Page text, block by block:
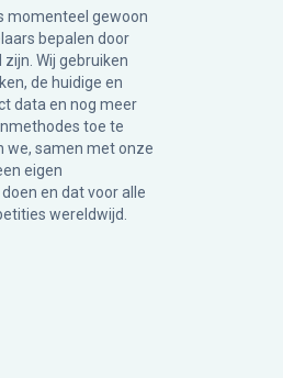
momenteel gewoon
bepalen door
Wij gebruiken
de huidige en
data en nog meer
toe te
we, samen met onze
eigen
en dat voor alle
wereldwijd.